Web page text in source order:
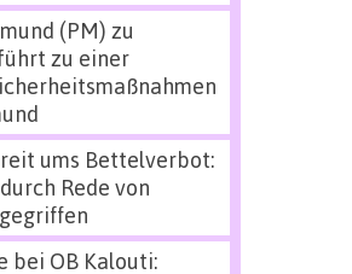
(PM) zu
zu einer
ums Bettelverbot:
Rede von
bei OB Kalouti: